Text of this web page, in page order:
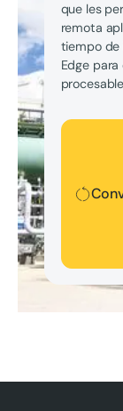
que les
remota
tiempo de
Edge